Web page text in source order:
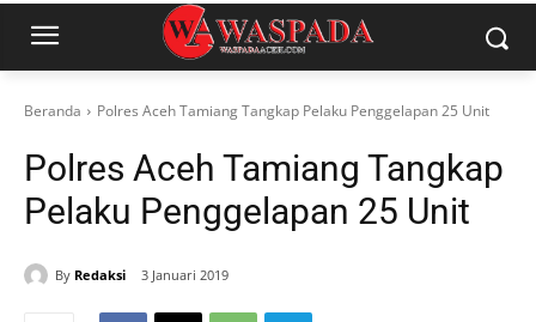
Beranda Polres Aceh Tamiang Tangkap Pelaku Penggelapan 25 Unit
Polres Aceh Tamiang Tangkap
Pelaku Penggelapan 25 Unit
By Redaksi 3 Januari 2019